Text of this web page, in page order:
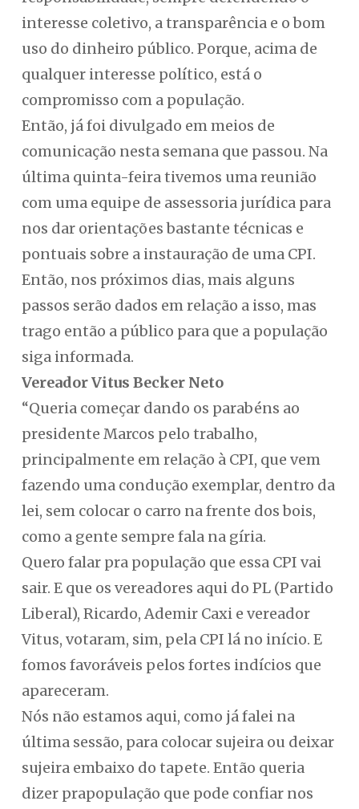
interesse coletivo, a transparência e o bom
uso do dinheiro público. Porque, acima de
qualquer interesse político, está o
compromisso com a população.
Então, já foi divulgado em meios de
comunicação nesta semana que passou. Na
última quinta-feira tivemos uma reunião
com uma equipe de assessoria jurídica para
nos dar orientações bastante técnicas e
pontuais sobre a instauração de uma CPI.
Então, nos próximos dias, mais alguns
passos serão dados em relação a isso, mas
trago então a público para que a população
siga informada.
Vereador Vitus Becker Neto
“Queria começar dando os parabéns ao
presidente Marcos pelo trabalho,
principalmente em relação à CPI, que vem
fazendo uma condução exemplar, dentro da
lei, sem colocar o carro na frente dos bois,
como a gente sempre fala na gíria.
Quero falar pra população que essa CPI vai
sair. E que os vereadores aqui do PL (Partido
Liberal), Ricardo, Ademir Caxi e vereador
Vitus, votaram, sim, pela CPI lá no início. E
fomos favoráveis pelos fortes indícios que
apareceram.
Nós não estamos aqui, como já falei na
última sessão, para colocar sujeira ou deixar
sujeira embaixo do tapete. Então queria
dizer prapopulação que pode confiar nos